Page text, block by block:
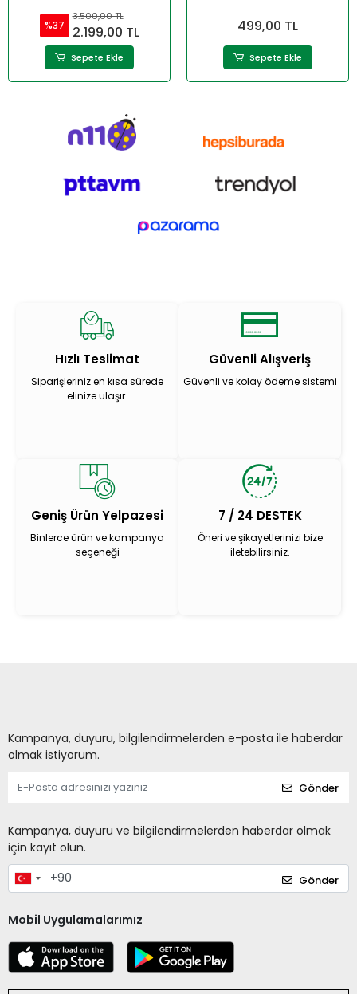
%37
3.500,00 TL
2.199,00 TL
Sepete Ekle
499,00 TL
Sepete Ekle
Hızlı Teslimat
Siparişleriniz en kısa sürede
elinize ulaşır.
Güvenli Alışveriş
Güvenli ve kolay ödeme sistemi
Geniş Ürün Yelpazesi
Binlerce ürün ve kampanya
seçeneği
7 / 24 DESTEK
Öneri ve şikayetlerinizi bize
iletebilirsiniz.
Kampanya, duyuru, bilgilendirmelerden e-posta ile haberdar
olmak istiyorum.
Gönder
Kampanya, duyuru ve bilgilendirmelerden haberdar olmak
için kayıt olun.
Gönder
Mobil Uygulamalarımız